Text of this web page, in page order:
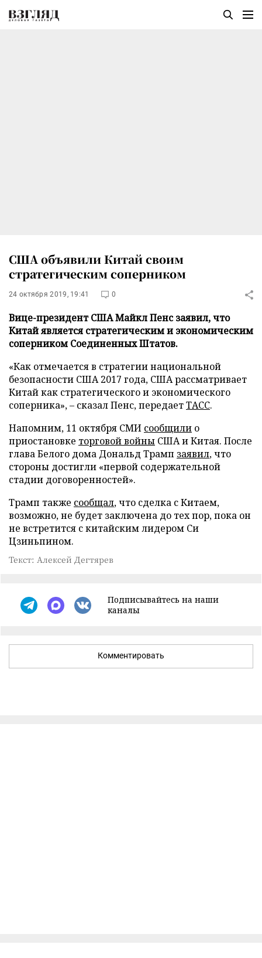
США объявили Китай своим
стратегическим соперником
24 октября 2019, 19:41 0
Вице-президент США Майкл Пенс заявил, что
Китай является стратегическим и экономическим
соперником Соединенных Штатов.
«Как отмечается в стратегии национальной
безопасности США 2017 года, США рассматривает
Китай как стратегического и экономического
соперника», – сказал Пенс, передаетТАСС.
Напомним, 11 октября СМИ сообщили о
приостановке торговой войны США и Китая. После
глава Белого дома Дональд Трамп заявил, что
стороны достигли «первой содержательной
стадии договоренностей».
Трамп также сообщал, что сделка с Китаем,
возможно, не будет заключена до тех пор, пока он
не встретится с китайским лидером Си
Цзиньпином.
Текст: Алексей Дегтярев
Подписывайтесь на наши
каналы
Комментировать